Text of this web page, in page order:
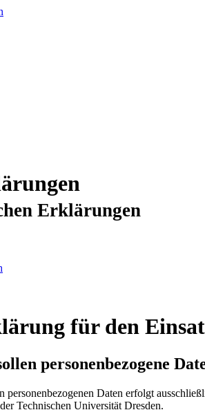
Erklärungen
für den
personenbezogene
personenbezogenen Daten erfolgt
Technischen Universität Dresden.